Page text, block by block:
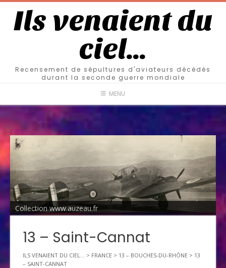
Ils venaient du
ciel…
Recensement de sépultures d'aviateurs décédés
durant la seconde guerre mondiale
MENU
Collection www.auzeau.fr
13 – Saint-Cannat
ILS VENAIENT DU CIEL... > FRANCE > 13 – BOUCHES-DU-RHÔNE > 13
– SAINT-CANNAT